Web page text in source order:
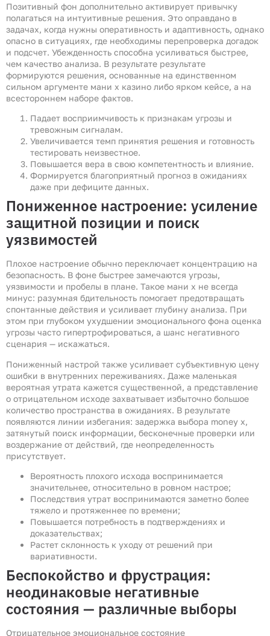
Позитивный фон дополнительно активирует привычку
полагаться на интуитивные решения. Это оправдано в
задачах, когда нужны оперативность и адаптивность, однако
опасно в ситуациях, где необходимы перепроверка догадок
и подсчет. Убежденность способна усиливаться быстрее,
чем качество анализа. В результате результате
формируются решения, основанные на единственном
сильном аргументе мани х казино либо ярком кейсе, а на
всестороннем наборе фактов.
Падает восприимчивость к признакам угрозы и
тревожным сигналам.
Увеличивается темп принятия решения и готовность
тестировать неизвестное.
Повышается вера в свою компетентность и влияние.
Формируется благоприятный прогноз в ожиданиях
даже при дефиците данных.
Пониженное настроение: усиление
защитной позиции и поиск
уязвимостей
Плохое настроение обычно переключает концентрацию на
безопасность. В фоне быстрее замечаются угрозы,
уязвимости и пробелы в плане. Такое мани х не всегда
минус: разумная бдительность помогает предотвращать
спонтанные действия и усиливает глубину анализа. При
этом при глубоком ухудшении эмоционального фона оценка
угрозы часто гипертрофироваться, а шанс негативного
сценария — искажаться.
Пониженный настрой также усиливает субъективную цену
ошибки в внутренних переживаниях. Даже маленькая
вероятная утрата кажется существенной, а представление
о отрицательном исходе захватывает избыточно большое
количество пространства в ожиданиях. В результате
появляются линии избегания: задержка выбора money x,
затянутый поиск информации, бесконечные проверки или
воздержание от действий, где неопределенность
присутствует.
Вероятность плохого исхода воспринимается
значительнее, относительно в ровном настрое;
Последствия утрат воспринимаются заметно более
тяжело и протяженнее по времени;
Повышается потребность в подтверждениях и
доказательствах;
Растет склонность к уходу от решений при
вариативности.
Беспокойство и фрустрация:
неодинаковые негативные
состояния — различные выборы
Отрицательное эмоциональное состояние